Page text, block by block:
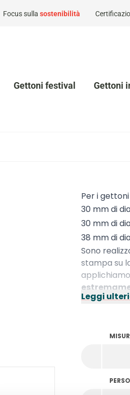
Focus sulla sostenibilità
Gettoni festival Gettoni
Per i
30 mm di
30 mm di
38 mm di
Sono
stampa su
I gettoni
Leggi